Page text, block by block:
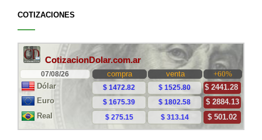
COTIZACIONES